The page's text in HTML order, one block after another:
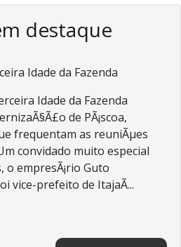
destaque
Idade da Fazenda
Idade da Fazenda
de PÃ¡scoa,
frequentam as reuniÃµes
convidado muito especial
o empresÃ¡rio Guto
vice-prefeito de ItajaÃ­...